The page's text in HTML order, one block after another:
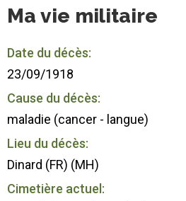
Ma vie militaire
Date du décès:
23/09/1918
Cause du décès:
maladie (cancer - langue)
Lieu du décès:
Dinard (FR) (MH)
Cimetière actuel: